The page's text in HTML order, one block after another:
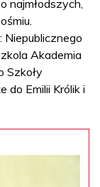
najmłodszych,
Akademia
Szkoły
Emilii Królik i